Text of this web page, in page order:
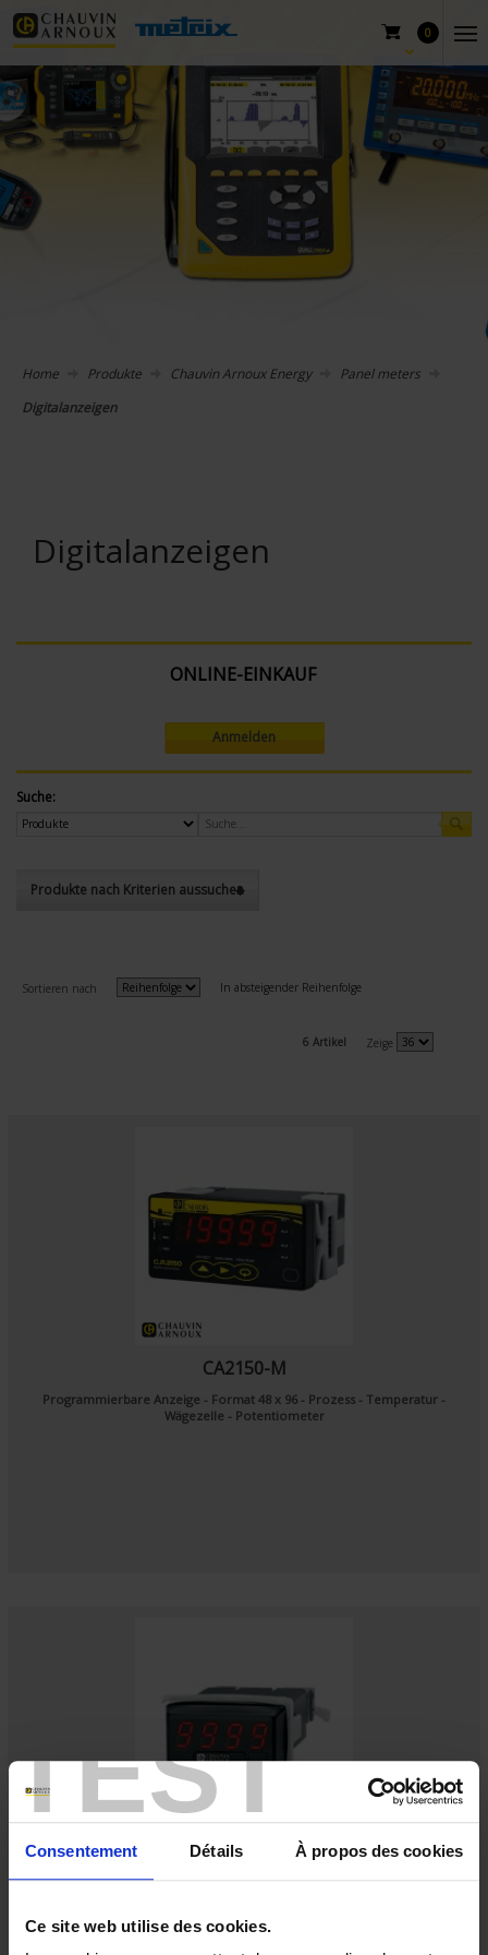
TEST
Consentement Détails À propos des cookies
Ce site web utilise des cookies.
0
Home Produkte Chauvin Arnoux Energy
Panel meters
Digitalanzeigen
Digitalanzeigen
ONLINE-EINKAUF
Anmelden
Suche:
Produkte nach Kriterien aussuchen
Sortieren nach In absteigender Reihenfolge
6 Artikel Zeige
CA2150-M
Programmierbare Anzeige - Format 48 x 96 - Prozess - Temperatur -
Wägezelle - Potentiometer
µDIGI1